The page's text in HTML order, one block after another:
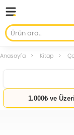
Anasayfa Kitap
1.000₺ ve